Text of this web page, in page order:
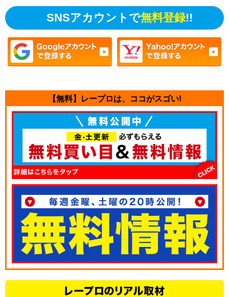
SNSアカウントで無料登録!!
【無料】レープロは、ココがスゴい!